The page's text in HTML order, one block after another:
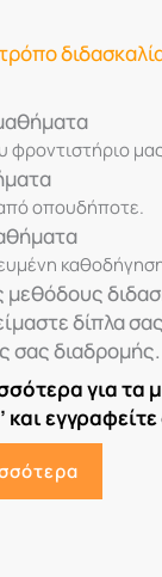
φροντιστήριο
από οπουδήποτε.
δίπλα
σας διαδρομής.
για τα
και